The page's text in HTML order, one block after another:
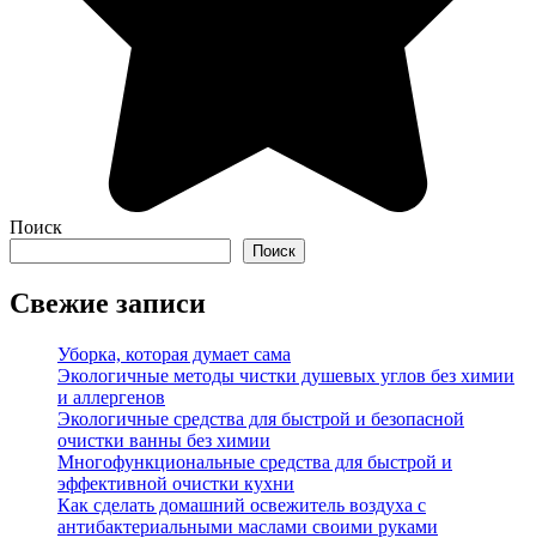
Поиск
Поиск
Свежие записи
Уборка, которая думает сама
Экологичные методы чистки душевых углов без химии
и аллергенов
Экологичные средства для быстрой и безопасной
очистки ванны без химии
Многофункциональные средства для быстрой и
эффективной очистки кухни
Как сделать домашний освежитель воздуха с
антибактериальными маслами своими руками